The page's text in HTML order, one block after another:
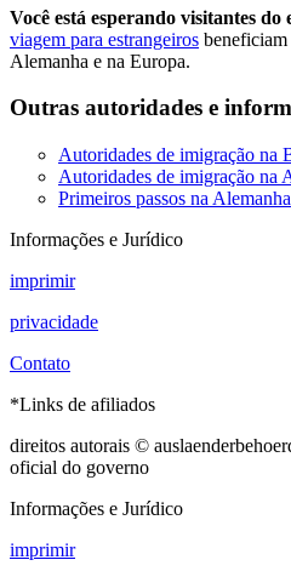
Você está esperando visitantes do
viagem para estrangeiros beneficiam
Alemanha e na Europa.
Outras autoridades e
Autoridades de imigração na
Autoridades de imigração na
Primeiros passos na Alemanha
Informações e Jurídico
imprimir
privacidade
Contato
*Links de afiliados
direitos autorais ©
oficial do governo
Informações e Jurídico
imprimir